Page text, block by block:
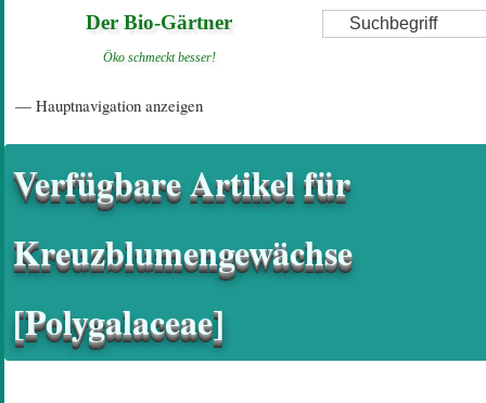
Suche
Der Bio-Gärtner
Öko schmeckt besser!
— Hauptnavigation anzeigen
Verfügbare Artikel für
Kreuzblumengewächse
[Polygalaceae]